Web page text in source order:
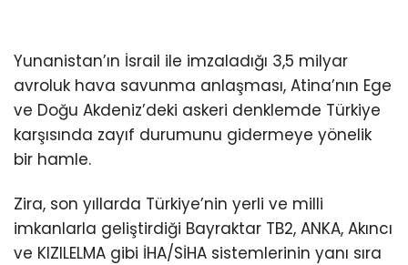
Yunanistan’ın İsrail ile imzaladığı 3,5 milyar
avroluk hava savunma anlaşması, Atina’nın Ege
ve Doğu Akdeniz’deki askeri denklemde Türkiye
karşısında zayıf durumunu gidermeye yönelik
bir hamle.
Zira, son yıllarda Türkiye’nin yerli ve milli
imkanlarla geliştirdiği Bayraktar TB2, ANKA, Akıncı
ve KIZILELMA gibi İHA/SİHA sistemlerinin yanı sıra